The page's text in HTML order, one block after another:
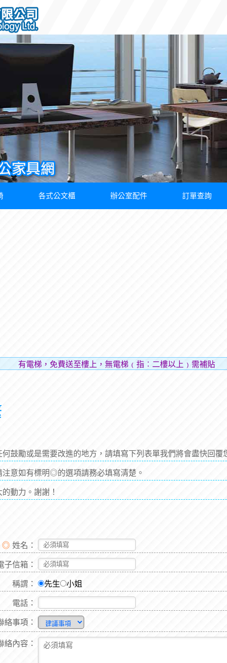
各式公文櫃 辦公室配件 訂單查詢
有電梯，免費送至樓上，無電梯﹙指︰二樓以上﹚需補貼樓層費
鼓勵或是需要改進的地方，請填寫下列表單我們將會盡快回覆
意如有標明◎的選項請務必填寫清楚。
動力。謝謝！
◎ 姓名：
子信箱：
稱謂： 先生 小姐
電話：
絡事項：
絡內容：